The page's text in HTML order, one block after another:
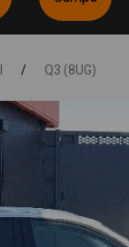
/ Q3 (8UG)